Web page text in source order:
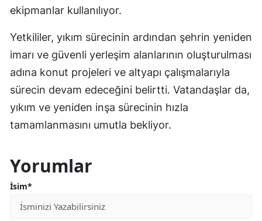
ekipmanlar kullanılıyor.
Yetkililer, yıkım sürecinin ardından şehrin yeniden
imarı ve güvenli yerleşim alanlarının oluşturulması
adına konut projeleri ve altyapı çalışmalarıyla
sürecin devam edeceğini belirtti. Vatandaşlar da,
yıkım ve yeniden inşa sürecinin hızla
tamamlanmasını umutla bekliyor.
Yorumlar
İsim*